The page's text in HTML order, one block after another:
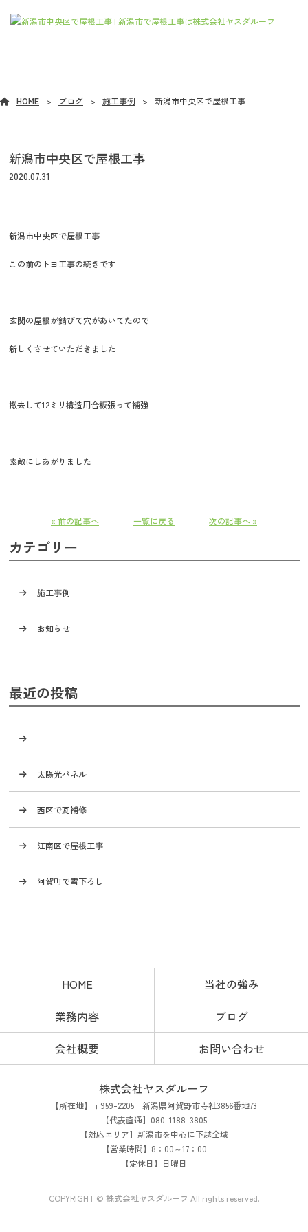
HOME ブログ 施工事例 新潟市中央区で屋根工事
新潟市中央区で屋根工事
2020.07.31
新潟市中央区で屋根工事
この前のトヨ工事の続きです
玄関の屋根が錆びて穴があいてたので
新しくさせていただきました
撤去して12ミリ構造用合板張って補強
素敵にしあがりました
« 前の記事へ 一覧に戻る 次の記事へ »
カテゴリー
施工事例
お知らせ
最近の投稿
太陽光パネル
西区で瓦補修
江南区で屋根工事
阿賀町で雪下ろし
HOME
当社の強み
業務内容
ブログ
会社概要
お問い合わせ
株式会社ヤスダルーフ
【所在地】〒959-2205 新潟県阿賀野市寺社3856番地73
【代表直通】080-1188-3805
【対応エリア】新潟市を中心に下越全域
【営業時間】8：00～17：00
【定休日】日曜日
COPYRIGHT © 株式会社ヤスダルーフ All rights reserved.